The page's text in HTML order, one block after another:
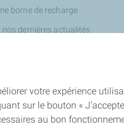
borne de recharge
nos dernières actualités
votre expérience
sur le bouton «
au bon